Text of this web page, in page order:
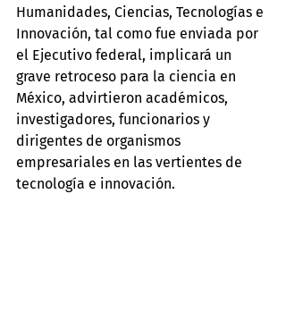
Humanidades, Ciencias, Tecnologías e
Innovación, tal como fue enviada por
el Ejecutivo federal, implicará un
grave retroceso para la ciencia en
México, advirtieron académicos,
investigadores, funcionarios y
dirigentes de organismos
empresariales en las vertientes de
tecnología e innovación.